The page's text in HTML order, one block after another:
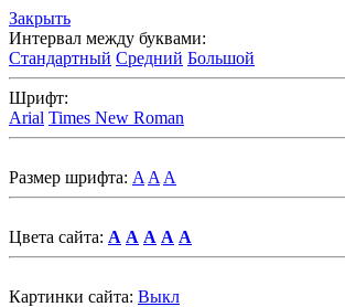
Закрыть
Интервал между буквами:
Стандартный Средний Большой
Шрифт:
Arial Times New Roman
Размер шрифта: A A A
Цвета сайта: A A A A A
Картинки сайта: Выкл